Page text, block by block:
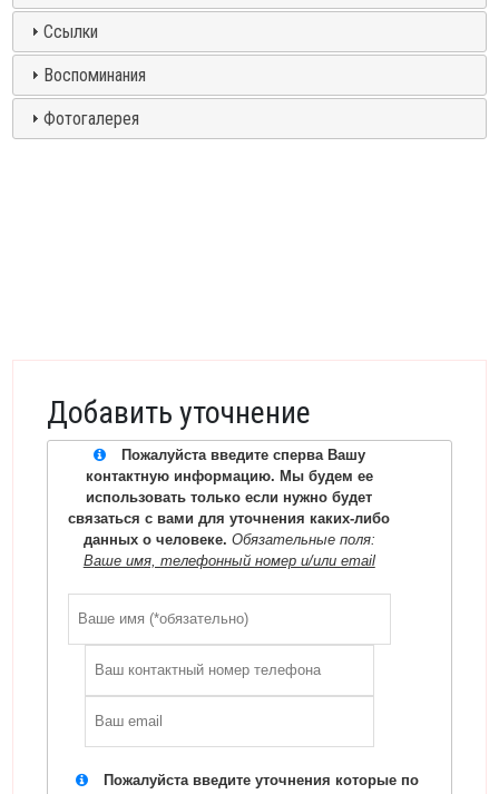
Ссылки
Воспоминания
Фотогалерея
Добавить уточнение
Пожалуйста введите сперва Вашу
контактную информацию. Мы будем ее
использовать только если нужно будет
связаться с вами для уточнения каких-либо
данных о человеке. Обязательные поля:
Ваше имя, телефонный номер и/или email
Пожалуйста введите уточнения которые по